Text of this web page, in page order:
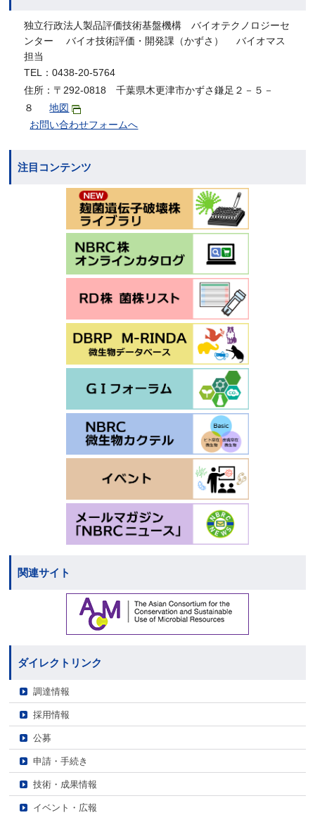
独立行政法人製品評価技術基盤機構 バイオテクノロジーセ
ンター バイオ技術評価・開発課（かずさ） バイオマス
担当
TEL：0438-20-5764
住所：〒292-0818 千葉県木更津市かずさ鎌足２－５－
８
地図
お問い合わせフォームへ
注目コンテンツ
関連サイト
ダイレクトリンク
調達情報
採用情報
公募
申請・手続き
技術・成果情報
イベント・広報